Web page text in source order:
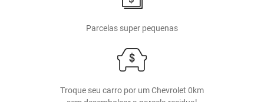
Parcelas super pequenas
Troque seu carro por um Chevrolet 0km